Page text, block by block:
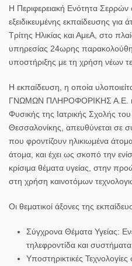
Η Περιφερειακή Ενότητα Σερρών
εξειδικευμένης εκπαίδευσης
Τρίτης Ηλικίας και ΑμεΑ , στο
υπηρεσίας 24ωρης
υποστήριξης με τη χρήση νέων
Η εκπαίδευση, η οποία
ΓΝΩΜΩΝ ΠΛΗΡΟΦΟΡΙΚΗΣ Α.Ε.
Φυσικής της Ιατρικής Σχολής
Θεσσαλονίκης, απευθύνεται σε
που φροντίζουν ηλικιωμένα
άτομα, και έχει ως σκοπό την
κρίσιμα θέματα υγείας, στην
στη χρήση καινοτόμων
Οι θεματικοί άξονες της
Σύγχρονα Θέματα Υγείας:
τηλεφροντίδα και
Υποστηρικτικές